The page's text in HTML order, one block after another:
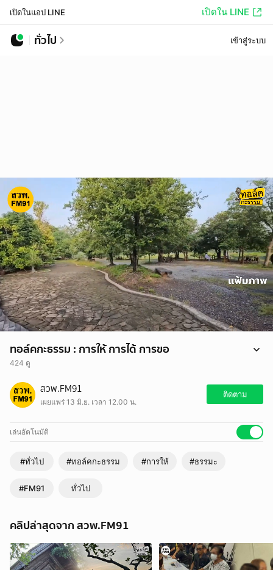
เปิดในแอป LINE เปิดใน LINE
ทั่วไป เข้าสู่ระบบ
ทอล์คกะธรรม : การให้ การได้ การขอ
424 ดู
ทอล์คกะธรรม : การให้ การได้ การขอ
สวพ.FM91
เผยแพร่ 13 มิ.ย. เวลา 12.00 น.
ติดตาม
เล่นอัตโนมัติ
#ทั่วไป #ทอล์คกะธรรม #การให้ #ธรรมะ
#FM91 ทั่วไป
คลิปล่าสุดจาก สวพ.FM91